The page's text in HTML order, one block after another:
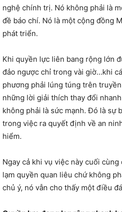
nghệ chính trị. Nó không phải là
đề báo chí. Nó là một cộng đồng
phát triển.
Khi quyền lực liên bang rộng lớn
đảo ngược chỉ trong vài giờ…khi
phương phải lúng túng trên
những lời giải thích thay đổi
không phải là sức mạnh. Đó là sự
trong việc ra quyết định về an
hiểm.
Ngay cả khi vụ việc này cuối
lạm quyền quan liêu chứ không
chủ ý, nó vẫn cho thấy một điều